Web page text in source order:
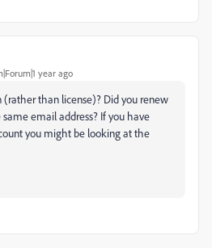
year ago
(rather than license)? Did you renew
email address? If you have
you might be looking at the